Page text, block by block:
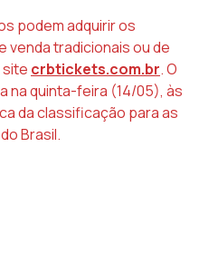
podem adquirir os
tradicionais ou de
site crbtickets.com.br. O
na quinta-feira (14/05), às
da classificação para as
Brasil.